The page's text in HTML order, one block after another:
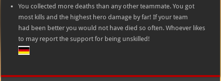
You collected more deaths than any other teammate. You got
most kills and the highest hero damage by far! If your team
had been better you would not have died so often. Whoever likes
to may report the support for being unskilled!